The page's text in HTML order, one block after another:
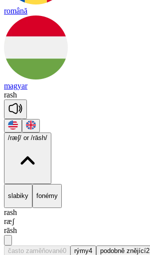
română
magyar
rash
/ræʃ/ or /rāsh/
slabiky fonémy
rash
ræʃ
rāsh
často zaměňované0 rýmy4 podobně znějící2